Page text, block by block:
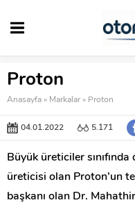
Proton
Anasayfa » Markalar » Proton
04.01.2022 5.171
Büyük üreticiler
üreticisi olan Proton’un
başkanı olan Dr.